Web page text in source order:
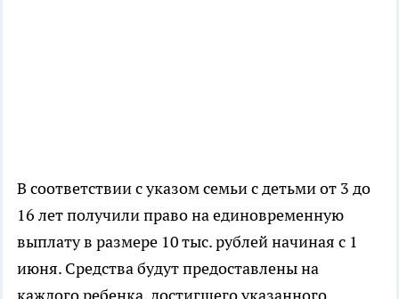
В соответствии с указом семьи с детьми от 3 до
16 лет получили право на единовременную
выплату в размере 10 тыс. рублей начиная с 1
июня. Средства будут предоставлены на